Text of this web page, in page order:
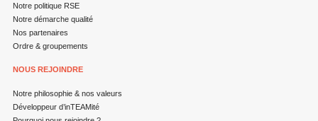
Notre politique RSE
Notre démarche qualité
Nos partenaires
Ordre & groupements
NOUS REJOINDRE
Notre philosophie & nos valeurs
Développeur d’inTEAMité